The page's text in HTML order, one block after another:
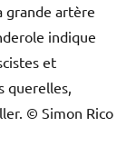
grande artère
indique
et
querelles,
© Simon Rico